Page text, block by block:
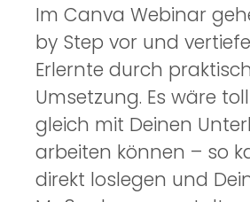
Im Canva Webinar
by Step vor und
Erlernte durch
Umsetzung. Es wäre
gleich mit Deinen
arbeiten können – so
direkt loslegen und